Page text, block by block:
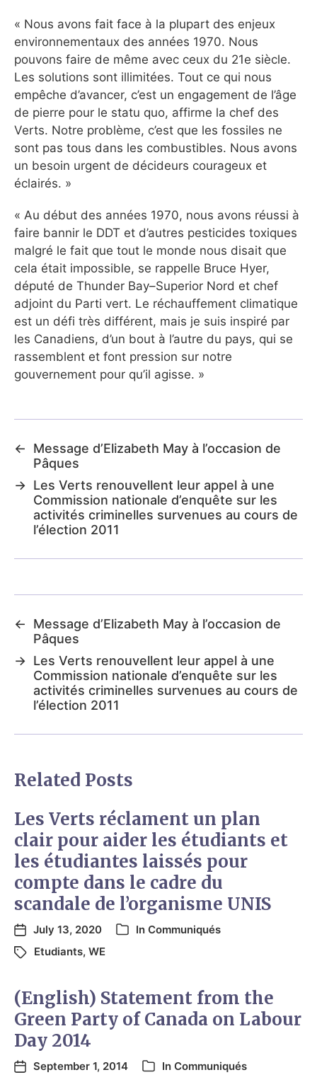
« Nous avons fait face à la plupart des enjeux
environnementaux des années 1970. Nous
pouvons faire de même avec ceux du 21e siècle.
Les solutions sont illimitées. Tout ce qui nous
empêche d’avancer, c’est un engagement de l’âge
de pierre pour le statu quo, affirme la chef des
Verts. Notre problème, c’est que les fossiles ne
sont pas tous dans les combustibles. Nous avons
un besoin urgent de décideurs courageux et
éclairés. »
« Au début des années 1970, nous avons réussi à
faire bannir le DDT et d’autres pesticides toxiques
malgré le fait que tout le monde nous disait que
cela était impossible, se rappelle Bruce Hyer,
député de Thunder Bay–Superior Nord et chef
adjoint du Parti vert. Le réchauffement climatique
est un défi très différent, mais je suis inspiré par
les Canadiens, d’un bout à l’autre du pays, qui se
rassemblent et font pression sur notre
gouvernement pour qu’il agisse. »
←
Message d’Elizabeth May à l’occasion de
Pâques
→ Les Verts renouvellent leur appel à une
Commission nationale d’enquête sur les
activités criminelles survenues au cours de
l’élection 2011
←
Message d’Elizabeth May à l’occasion de
Pâques
→ Les Verts renouvellent leur appel à une
Commission nationale d’enquête sur les
activités criminelles survenues au cours de
l’élection 2011
Related Posts
Les Verts réclament un plan
clair pour aider les étudiants et
les étudiantes laissés pour
compte dans le cadre du
scandale de l’organisme UNIS
July 13, 2020 In Communiqués
Etudiants, WE
(English) Statement from the
Green Party of Canada on Labour
Day 2014
September 1, 2014 In Communiqués